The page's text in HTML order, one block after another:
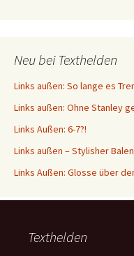
Neu bei Texthelden
Links außen: So lange es
Links außen: Ohne Stanley
Links Außen: 6-7?!
Links außen – Stylisher
Links Außen: Glosse über
Texthelden